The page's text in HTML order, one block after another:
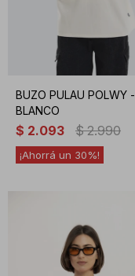
BUZO PULAU POLWY -
BLANCO
$ 2.093 $ 2.990
30